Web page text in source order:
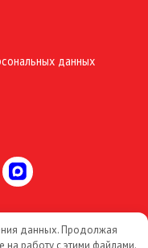
данных
данных. Продолжая
на работу с этими файлами.